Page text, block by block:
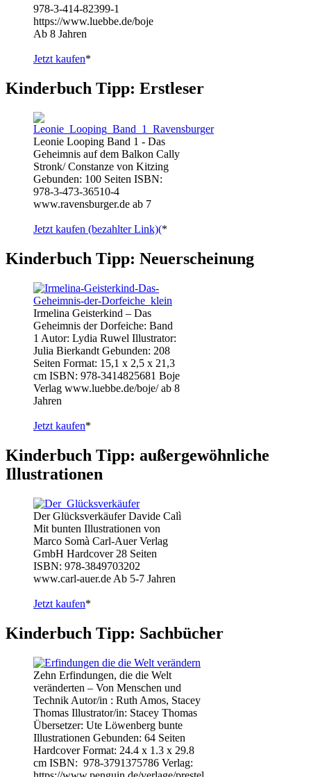
978-3-414-82399-1
https://www.luebbe.de/boje
Ab 8 Jahren
Jetzt kaufen*
Kinderbuch Tipp: Erstleser
Leonie Looping Band 1 - Das
Geheimnis auf dem Balkon Cally
Stronk/ Constanze von Kitzing
Gebunden: 100 Seiten ISBN:
978-3-473-36510-4
www.ravensburger.de ab 7
Jetzt kaufen (bezahlter Link)(*
Kinderbuch Tipp: Neuerscheinung
Irmelina Geisterkind – Das
Geheimnis der Dorfeiche: Band
1 Autor: Lydia Ruwel Illustrator:
Julia Bierkandt Gebunden: 208
Seiten Format: 15,1 x 2,5 x 21,3
cm ISBN: 978-3414825681 Boje
Verlag www.luebbe.de/boje/ ab 8
Jahren
Jetzt kaufen*
Kinderbuch Tipp: außergewöhnliche
Illustrationen
Der Glücksverkäufer Davide Calì
Mit bunten Illustrationen von
Marco Somà Carl-Auer Verlag
GmbH Hardcover 28 Seiten
ISBN: 978-3849703202
www.carl-auer.de Ab 5-7 Jahren
Jetzt kaufen*
Kinderbuch Tipp: Sachbücher
Zehn Erfindungen, die die Welt
veränderten – Von Menschen und
Technik Autor/in : Ruth Amos, Stacey
Thomas Illustrator/in: Stacey Thomas
Übersetzer: Ute Löwenberg bunte
Illustrationen Gebunden: 64 Seiten
Hardcover Format: 24.4 x 1.3 x 29.8
cm ISBN: ‎ 978-3791375786 Verlag: